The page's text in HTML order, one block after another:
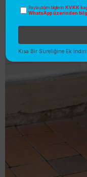
Paylaştığım bilgilerin KVKK
WhatsApp üzerinden
Kısa Bir Süreliğine Ek